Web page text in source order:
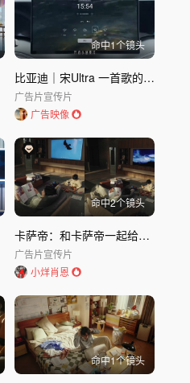
命中1个镜头
比亚迪｜宋Ultra 一首歌的时间闪充出发
广告片宣传片
广告映像
命中2个镜头
卡萨帝：和卡萨帝一起给舒适的生活比个
广告片宣传片
小烊肖恩
命中1个镜头